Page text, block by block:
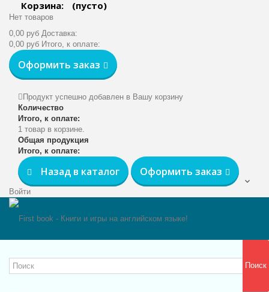
Корзина: (пусто)
Нет товаров
0,00 руб Доставка:
0,00 руб Итого, к оплате:
Оформить заказ
Продукт успешно добавлен в Вашу корзину
Количество
Итого, к оплате:
1 товар в корзине.
Общая продукция
Итого, к оплате:
Назад в каталог Оформить заказ
Войти
Поиск